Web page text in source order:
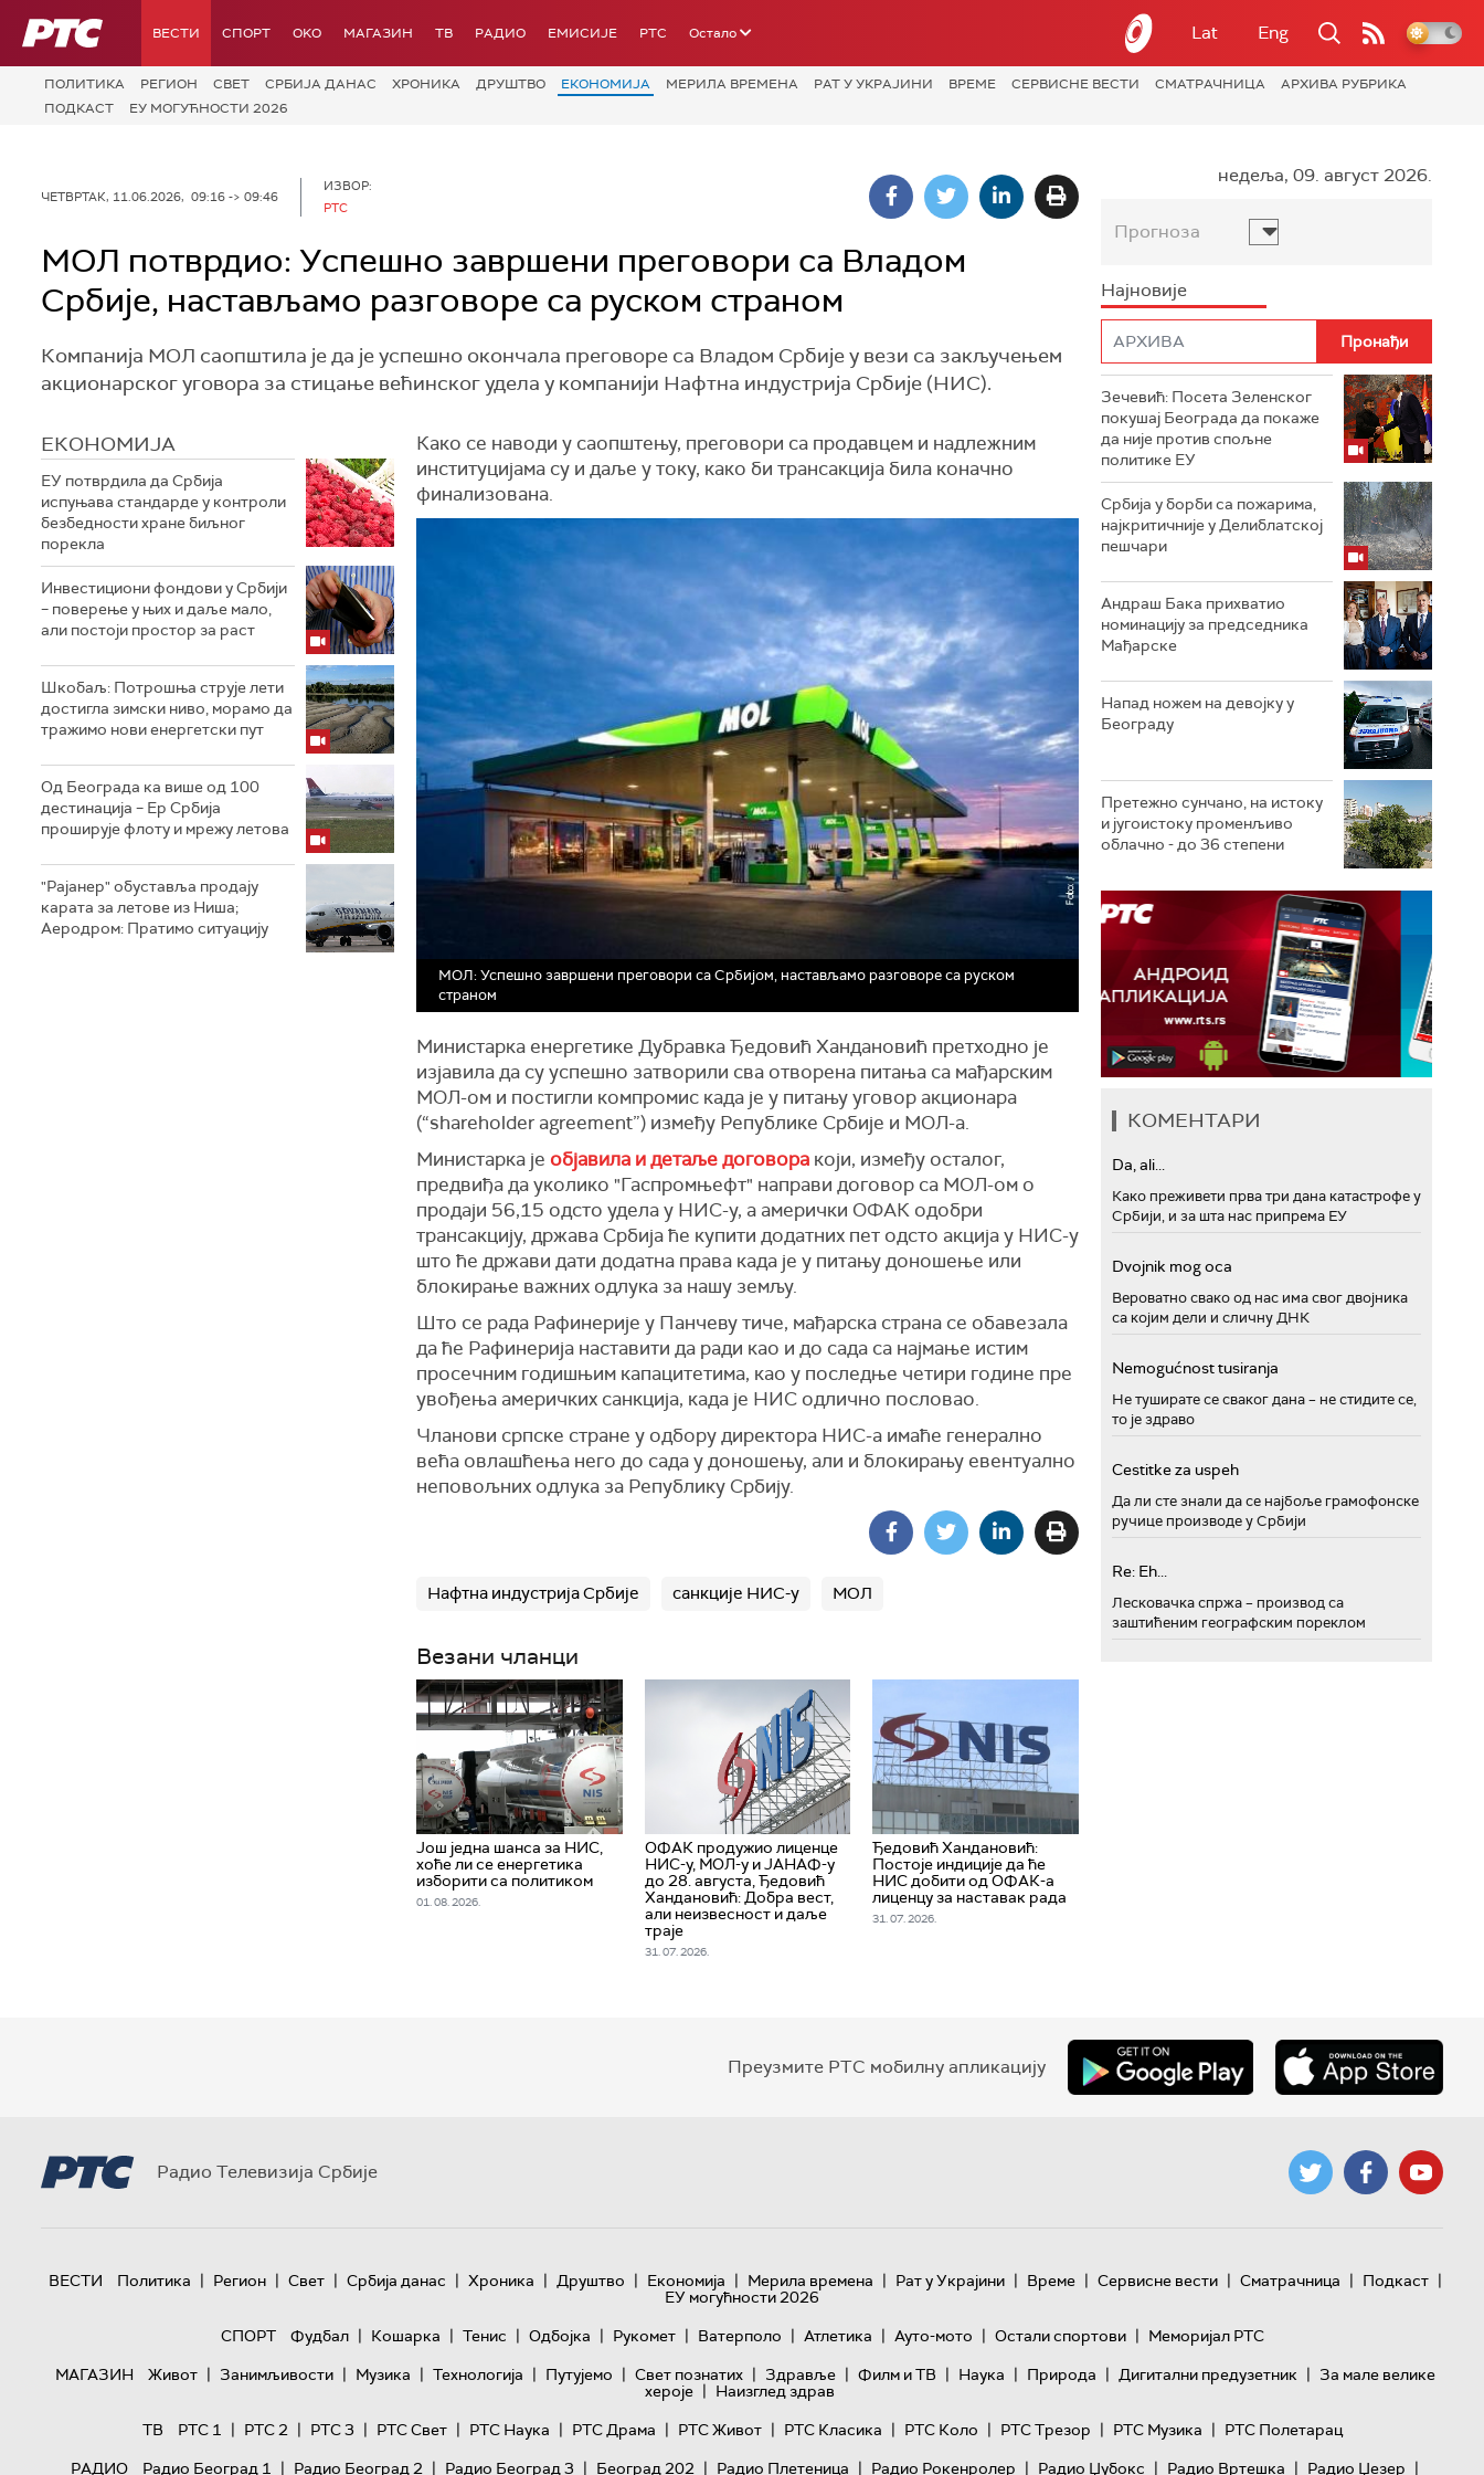
РТС ВЕСТИ СПОРТ OKO МАГАЗИН ТВ РАДИО ЕМИСИЈЕ РТС Остало Lat Eng
ПОЛИТИКА РЕГИОН СВЕТ СРБИЈА ДАНАС ХРОНИКА ДРУШТВО ЕКОНОМИЈА МЕРИЛА ВРЕМЕНА РАТ У УКРАЈИНИ ВРЕМЕ СЕРВИСНЕ ВЕСТИ СМАТРАЧНИЦА
АРХИВА РУБРИКА
ПОДКАСТ
ЕУ МОГУЋНОСТИ 2026
ЧЕТВРТАК, 11.06.2026, 09:16 -> 09:46
ИЗВОР:
РТС
МОЛ потврдио: Успешно завршени преговори са Владом
Србије, настављамо разговоре са руском страном
Компанија МОЛ саопштила је да је успешно окончала преговоре са Владом Србије у вези са закључењем
акционарског уговора за стицање већинског удела у компанији Нафтна индустрија Србије (НИС).
ЕКОНОМИЈА
ЕУ потврдила да Србија
испуњава стандарде у контроли
безбедности хране биљног
порекла
Инвестициони фондови у Србији
– поверење у њих и даље мало,
али постоји простор за раст
Шкобаљ: Потрошња струје лети
достигла зимски ниво, морамо да
тражимо нови енергетски пут
Од Београда ка више од 100
дестинација – Ер Србија
проширује флоту и мрежу летова
"Рајанер" обуставља продају
карата за летове из Ниша;
Аеродром: Пратимо ситуацију
Како се наводи у саопштењу, преговори са продавцем и надлежним
институцијама су и даље у току, како би трансакција била коначно
финализована.
МОЛ: Успешно завршени преговори са Србијом, настављамо разговоре са руском
страном
Министарка енергетике Дубравка Ђедовић Хандановић претходно је
изјавила да су успешно затворили сва отворена питања са мађарским
МОЛ-ом и постигли компромис када је у питању уговор акционара
(“shareholder agreement”) између Републике Србије и МОЛ-а.
Министарка је објавила и детаље договора који, између осталог,
предвиђа да уколико "Гаспромњефт" направи договор са МОЛ-ом о
продаји 56,15 одсто удела у НИС-у, а амерички ОФАК одобри
трансакцију, држава Србија ће купити додатних пет одсто акција у НИС-у
што ће држави дати додатна права када је у питању доношење или
блокирање важних одлука за нашу земљу.
Што се рада Рафинерије у Панчеву тиче, мађарска страна се обавезала
да ће Рафинерија наставити да ради као и до сада са најмање истим
просечним годишњим капацитетима, као у последње четири године пре
увођења америчких санкција, када је НИС одлично пословао.
Чланови српске стране у одбору директора НИС-а имаће генерално
већа овлашћења него до сада у доношењу, али и блокирању евентуално
неповољних одлука за Републику Србију.
Нафтна индустрија Србије санкције НИС-у МОЛ
Везани чланци
Још једна шанса за НИС,
хоће ли се енергетика
изборити са политиком
01. 08. 2026.
ОФАК продужио лиценце
НИС-у, МОЛ-у и ЈАНАФ-у
до 28. августа, Ђедовић
Хандановић: Добра вест,
али неизвесност и даље
траје
31. 07. 2026.
Ђедовић Хандановић:
Постоје индиције да ће
НИС добити од ОФАК-а
лиценцу за наставак рада
31. 07. 2026.
недеља, 09. август 2026.
Прогноза
Најновије
Зечевић: Посета Зеленског
покушај Београда да покаже
да није против спољне
политике ЕУ
Србија у борби са пожарима,
најкритичније у Делиблатској
пешчари
Андраш Бака прихватио
номинацију за председника
Мађарске
Напад ножем на девојку у
Београду
Претежно сунчано, на истоку
и југоистоку променљиво
облачно - до 36 степени
КОМЕНТАРИ
Da, ali...
Како преживети прва три дана катастрофе у
Србији, и за шта нас припрема ЕУ
Dvojnik mog oca
Вероватно свако од нас има свог двојника
са којим дели и сличну ДНК
Nemogućnost tusiranja
Не туширате се сваког дана – не стидите се,
то је здраво
Cestitke za uspeh
Да ли сте знали да се најбоље грамофонске
ручице производе у Србији
Re: Eh...
Лесковачка спржа – производ са
заштићеним географским пореклом
Преузмите РТС мобилну апликацију
Радио Телевизија Србије
ВЕСТИ Политика | Регион | Свет | Србија данас | Хроника | Друштво | Економија | Мерила времена | Рат у Украјини | Време | Сервисне вести | Сматрачница | Подкаст |
ЕУ могућности 2026
СПОРТ
Фудбал | Кошарка | Тенис | Одбојка | Рукомет | Ватерполо | Атлетика | Ауто-мото | Остали спортови | Меморијал РТС
МАГАЗИН
Живот | Занимљивости | Музика | Технологијa | Путујемо | Свет познатих | Здравље | Филм и ТВ | Наука | Природа | Дигитални предузетник | За мале велике
хероје | Наизглед здрав
ТВ
РТС 1 | РТС 2 | РТС 3 | РТС Свет | РТС Наука | РТС Драма | РТС Живот | РТС Класика | РТС Коло | РТС Трезор | РТС Музика | РТС Полетарац
РАДИО
Радио Београд 1 | Радио Београд 2 | Радио Београд 3 | Београд 202 | Радио Плетеница | Радио Рокенролер | Радио Џубокс | Радио Вртешка | Радио Џезер |